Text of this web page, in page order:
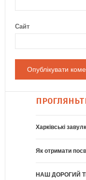
Сайт
Харківські
Як отримати
НАШ ДОРОГИЙ